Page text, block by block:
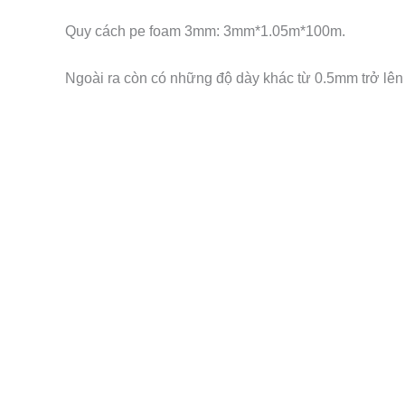
Quy cách pe foam 3mm: 3mm*1.05m*100m.
Ngoài ra còn có những độ dày khác từ 0.5mm trở